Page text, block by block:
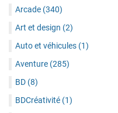
Arcade (340)
Art et design (2)
Auto et véhicules (1)
Aventure (285)
BD (8)
BDCréativité (1)